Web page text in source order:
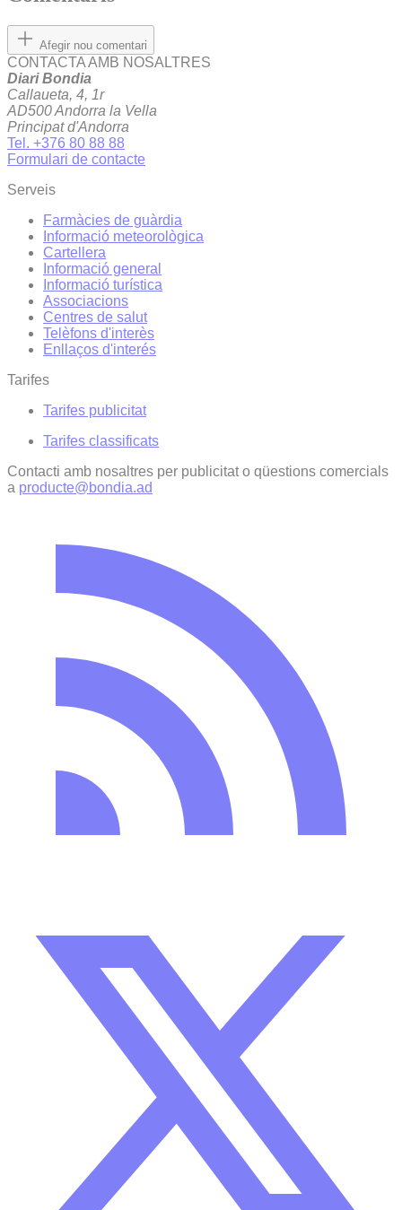
Afegir nou comentari
CONTACTA AMB NOSALTRES
Diari Bondia
Callaueta, 4, 1r
AD500 Andorra la Vella
Principat d'Andorra
Tel. +376 80 88 88
Formulari de contacte
Serveis
Farmàcies de guàrdia
Informació meteorològica
Cartellera
Informació general
Informació turística
Associacions
Centres de salut
Telèfons d'interès
Enllaços d'interés
Tarifes
Tarifes publicitat
Tarifes classificats
Contacti amb nosaltres per publicitat o qüestions comercials
a producte@bondia.ad